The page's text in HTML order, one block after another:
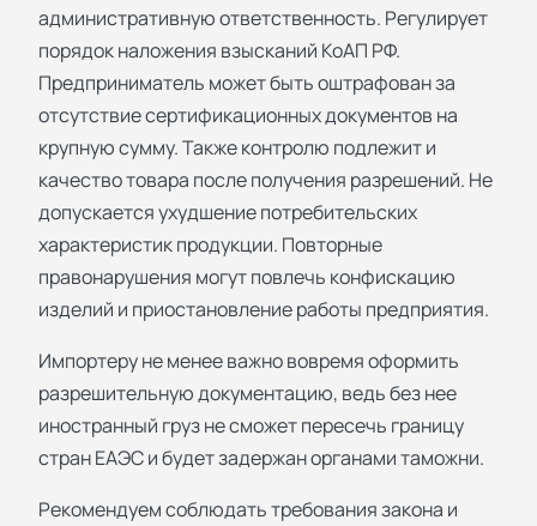
административную ответственность. Регулирует
порядок наложения взысканий КоАП РФ.
Предприниматель может быть оштрафован за
отсутствие сертификационных документов на
крупную сумму. Также контролю подлежит и
качество товара после получения разрешений. Не
допускается ухудшение потребительских
характеристик продукции. Повторные
правонарушения могут повлечь конфискацию
изделий и приостановление работы предприятия.
Импортеру не менее важно вовремя оформить
разрешительную документацию, ведь без нее
иностранный груз не сможет пересечь границу
стран ЕАЭС и будет задержан органами таможни.
Рекомендуем соблюдать требования закона и